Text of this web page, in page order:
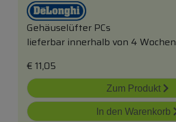
Gehäuselüfter PCs
lieferbar innerhalb von 4 Wochen
€ 11,05
Zum Produkt
In den Warenkorb